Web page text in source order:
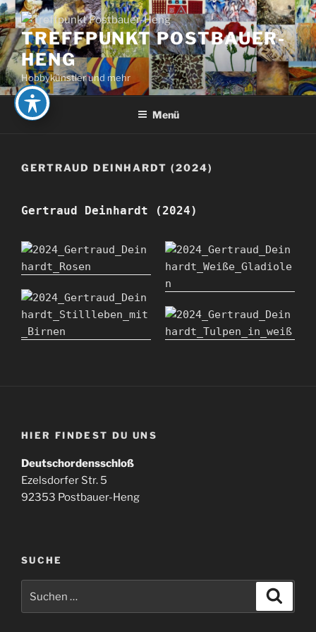
Zum
Inhalt
springenTREFFPUNKT POSTBAUER-
HENG
Hobbykünstler und mehr
Menü
GERTRAUD DEINHARDT (2024)
Gertraud Deinhardt (2024)
HIER FINDEST DU UNS
Deutschordensschloß
Ezelsdorfer Str. 5
92353 Postbauer-Heng
SUCHE
nach: